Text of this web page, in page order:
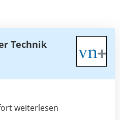
Technik
weiterlesen